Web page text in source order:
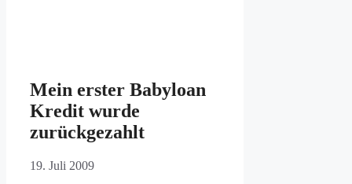
Mein erster Babyloan
Kredit wurde
zurückgezahlt
19. Juli 2009